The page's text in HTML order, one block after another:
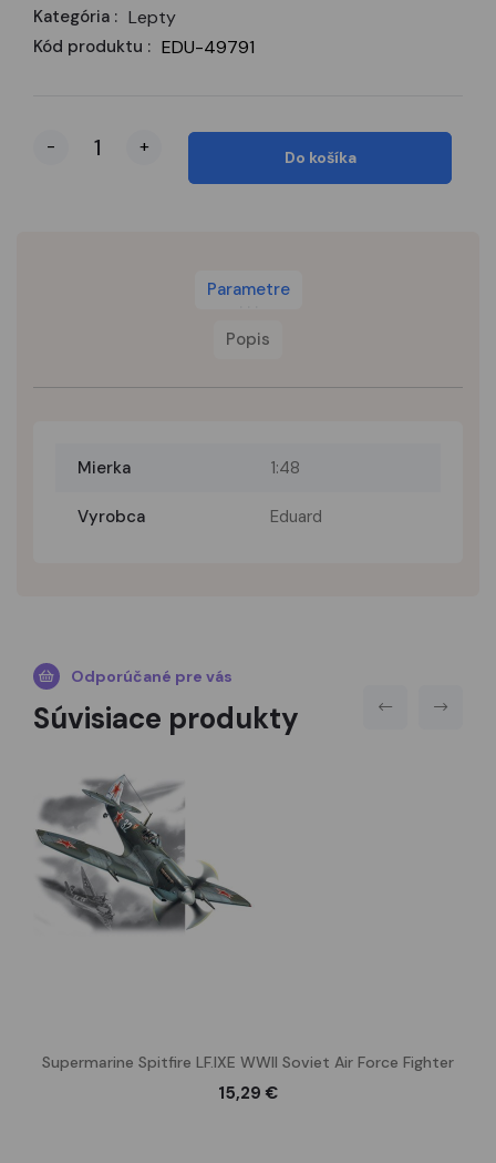
Kategória : Lepty
Kód produktu : EDU-49791
- +
Do košíka
Parametre
Popis
Mierka 1:48
Vyrobca Eduard
Odporúčané pre vás
Súvisiace produkty
Supermarine Spitfire LF.IXE WWII Soviet Air Force Fighter
15,29 €